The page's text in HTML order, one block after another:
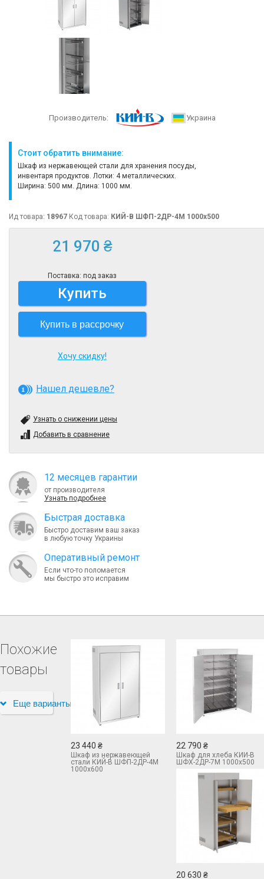
Производитель: Украина
Стоит обратить внимание:
Шкаф из нержавеющей стали для хранения посуды,
инвентаря продуктов. Лотки: 4 металлических.
Ширина: 500 мм. Длина: 1000 мм.
Ид товара: 18967 Код товара: КИЙ-В ШФП-2ДР-4М 1000х500
21 970 ₴
Поставка: под заказ
Купить
Купить в рассрочку
Хочу скидку!
Нашел дешевле?
Узнать о снижении цены
Добавить в сравнение
12 месяцев гарантии
от производителя
Узнать подробнее
Быcтрая доставка
Быстро доставим ваш заказ
в любую точку Украины
Оперативный ремонт
Если что-то поломается
мы быстро это исправим
Похожие
товары
Еще варианты
23 440 ₴
Шкаф из нержавеющей
стали КИЙ-В ШФП-2ДР-4М
1000х600
22 790 ₴
Шкаф для хлеба КИЙ-В
ШФХ-2ДР-7М 1000х500
20 630 ₴